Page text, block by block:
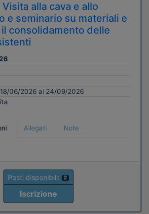
alla cava e allo
e seminario su materiali e
consolidamento delle
06/2026 al 24/09/2026
Allegati
Note
Posti disponibili: 2
Iscrizione